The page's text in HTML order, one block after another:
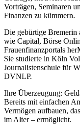
Vorträgen, Seminaren
Finanzen zu kümmern.
Die gebürtige Bremerin
wie Capital, Börse
Frauenfinanzportals
Sie studierte in Köln
Journalistenschule für
DVNLP.
Ihre Überzeugung:
Bereits mit einfachen
Vermögen aufbauen,
im Alter – ermöglicht.